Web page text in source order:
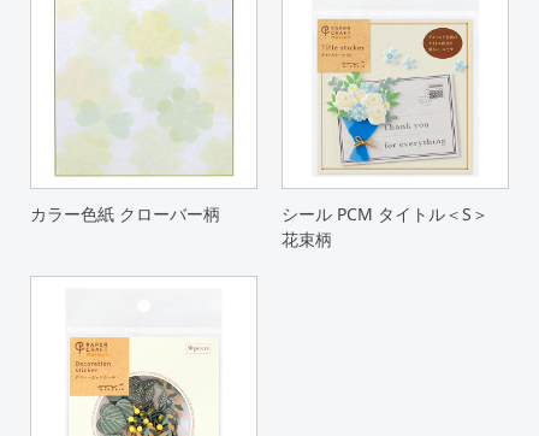
カラー色紙 クローバー柄
シール PCM タイトル＜S＞
花束柄